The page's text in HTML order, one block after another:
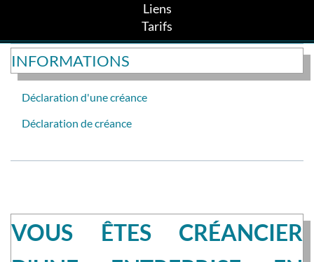
Liens
Tarifs
INFORMATIONS
Déclaration d'une créance
Déclaration de créance
VOUS ÊTES CRÉANCIER